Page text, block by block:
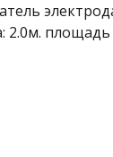
2.0м. площадь